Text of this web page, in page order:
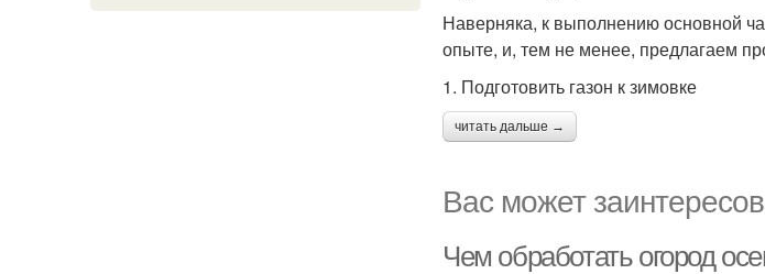
Наверняка, к выполнению основной
опыте, и, тем не менее, предлагаем
1. Подготовить газон к зимовке
читать дальше →
Вас может
Чем обработать огород